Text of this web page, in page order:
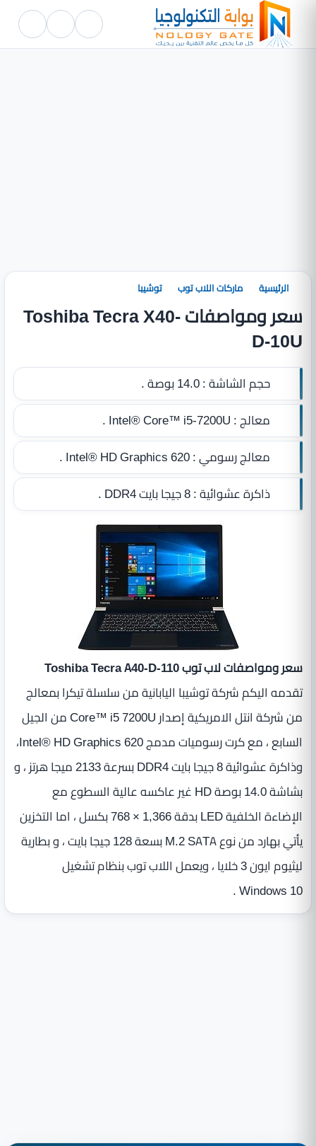
الرئيسية ماركات اللاب توب توشيبا
سعر ومواصفات Toshiba Tecra X40-
D-10U
حجم الشاشة :14.0 بوصة .
معالج :Intel® Core™ i5‎-7200U .
معالج رسومي :Intel® HD Graphics 620 .
ذاكرة عشوائية :8 جيجا بايت DDR4 .
سعر ومواصفات لاب توب Toshiba Tecra A40-D-110
تقدمه اليكم شركة توشيبا اليابانية من سلسلة تيكرا بمعالج
من شركة انتل الامريكية إصدار Core™ i5 7200U من الجيل
السابع ‏، مع كرت رسوميات مدمج Intel® HD Graphics 620،
وذاكرة عشوائية 8 جيجا بايت DDR4 بسرعة 2133 ميجا هرتز ، و
بشاشة 14.0 بوصة HD غير عاكسه عالية السطوع مع
الإضاءة الخلفية LED بدقة 1,366 × 768 بكسل ، اما التخزين
يأتي بهارد من نوع M.2 SATA بسعة 128 جيجا بايت ، و بطارية
ليثيوم ايون 3 خلايا ، ويعمل اللاب توب بنظام تشغيل
Windows 10 .